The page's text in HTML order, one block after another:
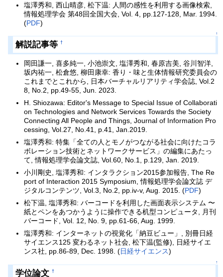
塩澤秀和, 西山晴彦, 松下温: 人間の感性を利用する画像検索,
情報処理学会 第48回全国大会, Vol. 4, pp.127-128, Mar. 1994.
(PDF)
↑
解説記事等 †
岡田謙一, 喜多純一, 小池崇文, 塩澤秀和, 春原吉美, 谷川智洋,
坂内祐一, 松倉悠, 柳田康幸: 香り・味と生体情報研究委員会の
これまでとこれから, 日本バーチャルリアリティ学会誌, Vol.2
8, No.2, pp.49-55, Jun. 2023.
H. Shiozawa: Editor's Message to Special Issue of Collaborati
on Technologies and Network Services Towards the Society
Connecting All People and Things, Journal of Information Pro
cessing, Vol.27, No.41, p.41, Jan.2019.
塩澤秀和: 特集「全ての人とモノがつながる社会に向けたコラ
ボレーション技術とネットワークサービス」の編集にあたっ
て, 情報処理学会論文誌, Vol.60, No.1, p.129, Jan. 2019.
小川剛史, 塩澤秀和: インタラクション2015参加報告, The Re
port of Interaction 2015 Symposium, 情報処理学会論文誌 デ
ジタルコンテンツ, Vol.3, No.2, pp.iv-v, Aug. 2015. (PDF)
松下温, 塩澤秀和: バーコードを利用した画面表示システム 〜
紙とペンをあつかうように操作できる机型コンピュータ, 月刊
バーコード, Vol. 12, No. 9, pp.61-66, Aug. 1999.
塩澤秀和: インターネットの視覚化「納豆ビュー」, 別冊日経
サイエンス125 変わるネット社会, 松下温(監修), 日経サイエ
ンス社, pp.86-89, Dec. 1998. (日経サイエンス)
↑
学位論文 †